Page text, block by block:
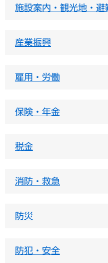
施設案内・観光地・避
産業振興
雇用・労働
保険・年金
税金
消防・救急
防災
防犯・安全